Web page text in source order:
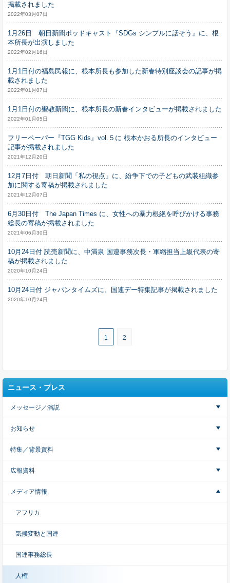
掲載されました
2022年03月07日
1月26日 朝日新聞ポッドキャスト『SDGs シンプルに話そう』に、根
本所長が出演しました
2022年02月16日
1月1日付の福島民報に、根本所長も参加した新春特別座談会の記事が掲
載されました
2022年01月07日
1月1日付の聖教新聞に、根本所長の新春インタビューが掲載されました
2022年01月05日
フリーペーパー『TGG Kids』vol.５に 根本かおる所長のインタビュー
記事が掲載されました
2021年12月20日
12月7日付 朝日新聞「私の視点」に、紛争下での子どもの武装組織参
加に関する寄稿が掲載されました
2021年12月07日
6月30日付 The Japan Times に、女性への暴力根絶を呼びかける事務
総長の寄稿が掲載されました
2021年06月30日
10月24日付 読売新聞に、中満泉 国連事務次長・軍縮担当上級代表の寄
稿が掲載されました
2020年10月24日
10月24日付 ジャパンタイムズに、国連デー特集記事が掲載されました
2020年10月24日
1 2
ニュース・プレス
メッセージ／演説
お知らせ
特集／背景資料
広報資料
メディア情報
アフリカ
気候変動と国連
国連事務総長
人権